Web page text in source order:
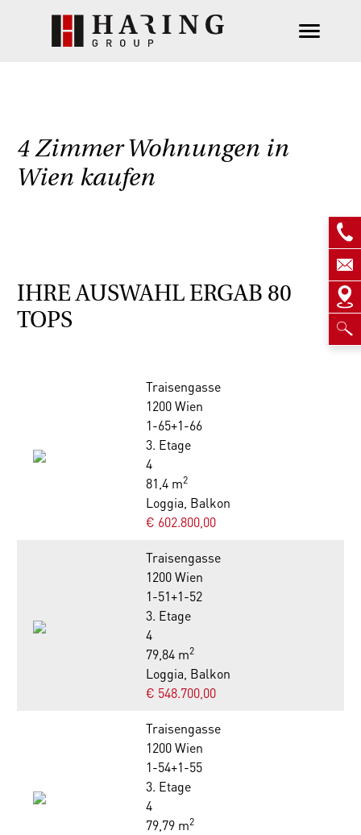
4 Zimmer Wohnungen in
Wien kaufen
IHRE AUSWAHL ERGAB 80
TOPS
Traisengasse
1200 Wien
1-65+1-66
3. Etage
4
81,4 m2
Loggia, Balkon
€ 602.800,00
Traisengasse
1200 Wien
1-51+1-52
3. Etage
4
79,84 m2
Loggia, Balkon
€ 548.700,00
Traisengasse
1200 Wien
1-54+1-55
3. Etage
4
79,79 m2